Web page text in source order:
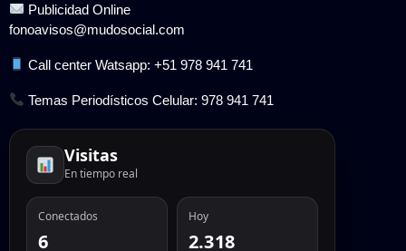
Publicidad Online
fonoavisos@mudosocial.com
Call center Watsapp: +51 978 941 741
Temas Periodísticos Celular: 978 941 741
Visitas
En tiempo real
Conectados
6
Hoy
2.318